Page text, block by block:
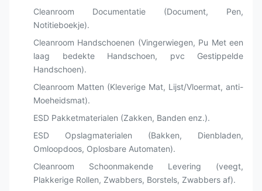
Cleanroom Documentatie (Document, Pen,
Notitieboekje).
Cleanroom Handschoenen (Vingerwiegen, Pu Met een
laag bedekte Handschoen, pvc Gestippelde
Handschoen).
Cleanroom Matten (Kleverige Mat, Lijst/Vloermat, anti-
Moeheidsmat).
ESD Pakketmaterialen (Zakken, Banden enz.).
ESD Opslagmaterialen (Bakken, Dienbladen,
Omloopdoos, Oplosbare Automaten).
Cleanroom Schoonmakende Levering (veegt,
Plakkerige Rollen, Zwabbers, Borstels, Zwabbers af).